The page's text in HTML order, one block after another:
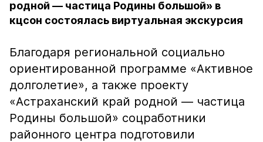
родной — частица Родины большой» в
кцсон состоялась виртуальная экскурсия
Благодаря региональной социально
ориентированной программе «Активное
долголетие», а также проекту
«Астраханский край родной — частица
Родины большой» соцработники
районного центра подготовили